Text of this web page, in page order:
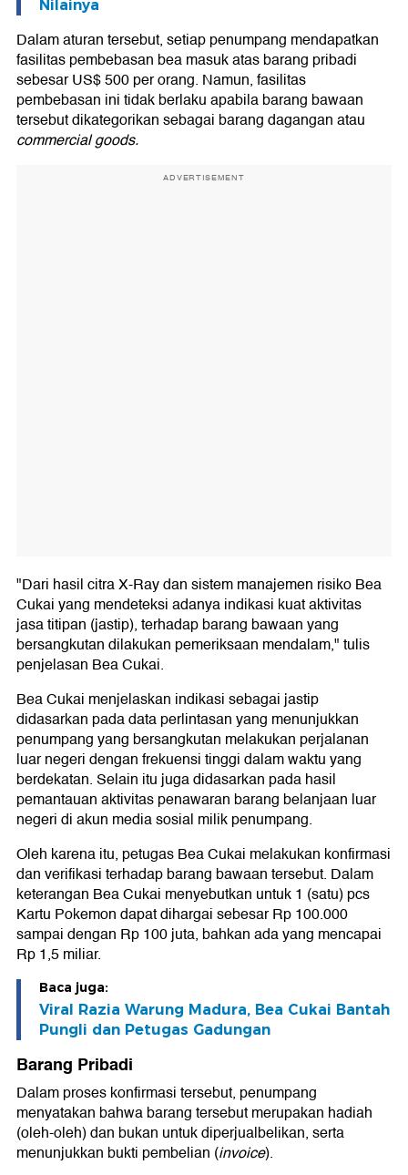
Nilainya
Dalam aturan tersebut, setiap penumpang mendapatkan
fasilitas pembebasan bea masuk atas barang pribadi
sebesar US$ 500 per orang. Namun, fasilitas
pembebasan ini tidak berlaku apabila barang bawaan
tersebut dikategorikan sebagai barang dagangan atau
commercial goods.
ADVERTISEMENT
"Dari hasil citra X-Ray dan sistem manajemen risiko Bea
Cukai yang mendeteksi adanya indikasi kuat aktivitas
jasa titipan (jastip), terhadap barang bawaan yang
bersangkutan dilakukan pemeriksaan mendalam," tulis
penjelasan Bea Cukai.
Bea Cukai menjelaskan indikasi sebagai jastip
didasarkan pada data perlintasan yang menunjukkan
penumpang yang bersangkutan melakukan perjalanan
luar negeri dengan frekuensi tinggi dalam waktu yang
berdekatan. Selain itu juga didasarkan pada hasil
pemantauan aktivitas penawaran barang belanjaan luar
negeri di akun media sosial milik penumpang.
Oleh karena itu, petugas Bea Cukai melakukan konfirmasi
dan verifikasi terhadap barang bawaan tersebut. Dalam
keterangan Bea Cukai menyebutkan untuk 1 (satu) pcs
Kartu Pokemon dapat dihargai sebesar Rp 100.000
sampai dengan Rp 100 juta, bahkan ada yang mencapai
Rp 1,5 miliar.
Baca juga:
Viral Razia Warung Madura, Bea Cukai Bantah
Pungli dan Petugas Gadungan
Barang Pribadi
Dalam proses konfirmasi tersebut, penumpang
menyatakan bahwa barang tersebut merupakan hadiah
(oleh-oleh) dan bukan untuk diperjualbelikan, serta
menunjukkan bukti pembelian (invoice).